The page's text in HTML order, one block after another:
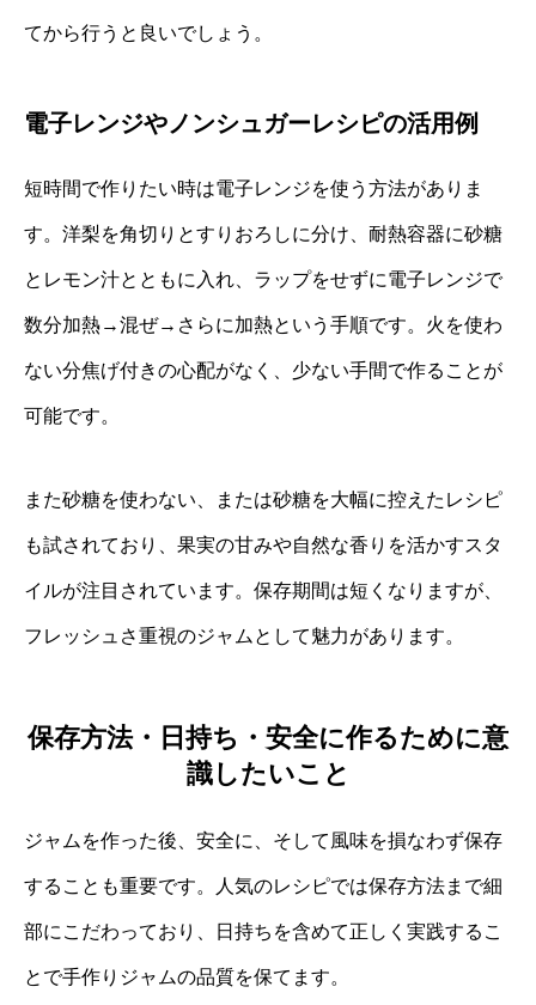
てから行うと良いでしょう。
電子レンジやノンシュガーレシピの活用例
短時間で作りたい時は電子レンジを使う方法がありま
す。洋梨を角切りとすりおろしに分け、耐熱容器に砂糖
とレモン汁とともに入れ、ラップをせずに電子レンジで
数分加熱→混ぜ→さらに加熱という手順です。火を使わ
ない分焦げ付きの心配がなく、少ない手間で作ることが
可能です。
また砂糖を使わない、または砂糖を大幅に控えたレシピ
も試されており、果実の甘みや自然な香りを活かすスタ
イルが注目されています。保存期間は短くなりますが、
フレッシュさ重視のジャムとして魅力があります。
保存方法・日持ち・安全に作るために意
識したいこと
ジャムを作った後、安全に、そして風味を損なわず保存
することも重要です。人気のレシピでは保存方法まで細
部にこだわっており、日持ちを含めて正しく実践するこ
とで手作りジャムの品質を保てます。